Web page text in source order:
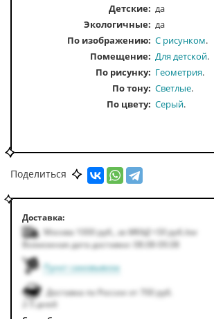
Детские: да
Экологичные: да
По изображению С рисунком
Помещение Для детской
По рисунку
Геометрия
По тону Светлые
По цвету Серый
Поделиться
Доставка:
Москва 1000руб. за МКАД +50руб. /км
Возможная дата доставки: 08.08-09.08
Пункт самовывоза
Доставка по России от 700 руб.
2-5 дней